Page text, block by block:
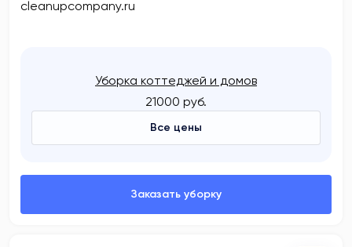
cleanupcompany.ru
Уборка коттеджей и домов
21000 руб.
Все цены